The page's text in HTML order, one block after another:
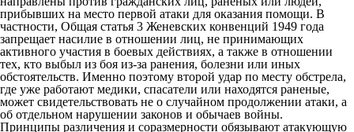
прибывших на место первой атаки для оказания помощи. В
частности, Общая статья 3 Женевских конвенций 1949 года
запрещает насилие в отношении лиц, не принимающих
активного участия в боевых действиях, а также в отношении
тех, кто выбыл из боя из-за ранения, болезни или иных
обстоятельств. Именно поэтому второй удар по месту обстрела,
где уже работают медики, спасатели или находятся раненые,
может свидетельствовать не о случайном продолжении атаки, а
об отдельном нарушении законов и обычаев войны.
Принципы различения и соразмерности обязывают атакующую